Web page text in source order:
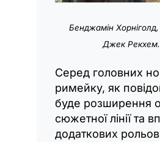
Бенджамін
Джек
Серед головних
римейку, як
буде розширення
сюжетної лінії та
додаткових